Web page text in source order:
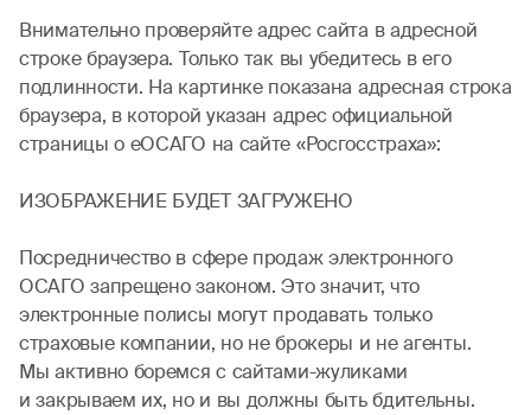
Внимательно проверяйте адрес сайта в адресной
строке браузера. Только так вы убедитесь в его
подлинности. На картинке показана адресная строка
браузера, в которой указан адрес официальной
страницы о еОСАГО на сайте «Росгосстраха»:
ИЗОБРАЖЕНИЕ БУДЕТ ЗАГРУЖЕНО
Посредничество в сфере продаж электронного
ОСАГО запрещено законом. Это значит, что
электронные полисы могут продавать только
страховые компании, но не брокеры и не агенты.
Мы активно боремся с сайтами-жуликами
и закрываем их, но и вы должны быть бдительны.